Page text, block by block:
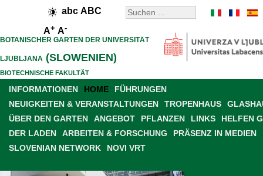
abc ABC
A+ A-
BOTANISCHER GARTEN DER UNIVERSITÄT
LJUBLJANA (SLOWENIEN)
BIOTECHNISCHE FAKULTÄT
INFORMATIONEN HOME
FÜHRUNGEN
NEUIGKEITEN & VERANSTALTUNGEN
TROPENHAUS
ÜBER DEN GARTEN
ANGEBOT PFLANZEN LINKS
HELFEN
DER LADEN
ARBEITEN & FORSCHUNG
PRÄSENZ IN MEDIEN
SLOVENIAN NETWORK
NOVI VRT